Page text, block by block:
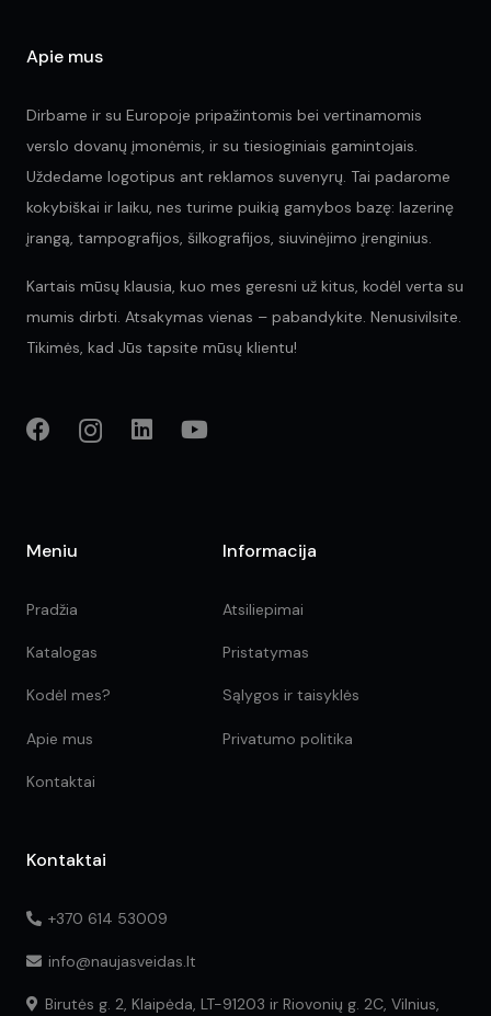
Apie mus
Dirbame ir su Europoje pripažintomis bei vertinamomis
verslo dovanų įmonėmis, ir su tiesioginiais gamintojais.
Uždedame logotipus ant reklamos suvenyrų. Tai padarome
kokybiškai ir laiku, nes turime puikią gamybos bazę: lazerinę
įrangą, tampografijos, šilkografijos, siuvinėjimo įrenginius.
Kartais mūsų klausia, kuo mes geresni už kitus, kodėl verta su
mumis dirbti. Atsakymas vienas – pabandykite. Nenusivilsite.
Tikimės, kad Jūs tapsite mūsų klientu!
Meniu
Pradžia
Katalogas
Kodėl mes?
Apie mus
Kontaktai
Informacija
Atsiliepimai
Pristatymas
Sąlygos ir taisyklės
Privatumo politika
Kontaktai
+370 614 53009
info@naujasveidas.lt
Birutės g. 2, Klaipėda, LT-91203 ir Riovonių g. 2C, Vilnius,